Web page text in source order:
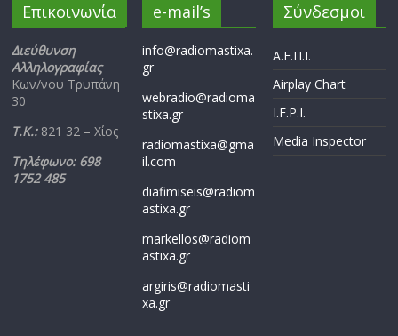
Επικοινωνία
Διεύθυνση
Αλληλογραφίας
Κων/νου Τρυπάνη
30
Τ.Κ.: 821 32 – Χίος
Τηλέφωνο: 698
1752 485
e-mail’s
info@radiomastixa.
gr
webradio@radioma
stixa.gr
radiomastixa@gma
il.com
diafimiseis@radiom
astixa.gr
markellos@radiom
astixa.gr
argiris@radiomasti
xa.gr
Σύνδεσμοι
Α.Ε.Π.Ι.
Airplay Chart
I.F.P.I.
Media Inspector